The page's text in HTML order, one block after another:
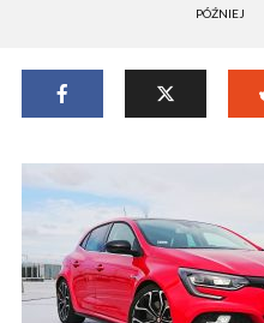
PÓŹNIEJ